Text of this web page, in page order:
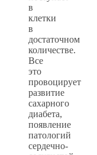
в
клетки
в
достаточном
количестве.
Все
это
провоцирует
развитие
сахарного
диабета,
появление
патологий
сердечно-